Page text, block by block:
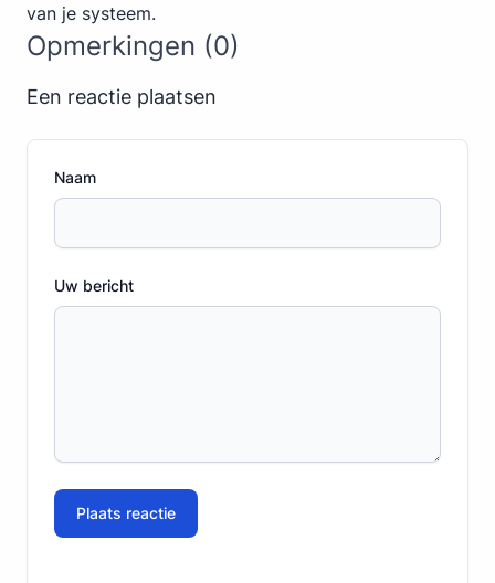
van je systeem.
Opmerkingen (0)
Een reactie plaatsen
Naam
Uw bericht
Plaats reactie